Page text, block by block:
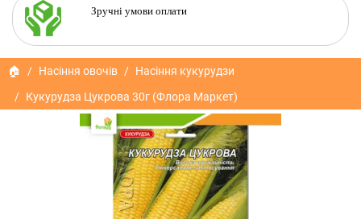
Зручні умови оплати
🏠 Насіння овочів
Насіння кукурудзи
Кукурудза Цукрова 30г (Флора Маркет)